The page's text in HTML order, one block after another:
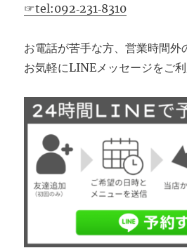
☞tel:092‐231‐8310
お電話が苦手な方、営業時間外
お気軽にLINEメッセージをご